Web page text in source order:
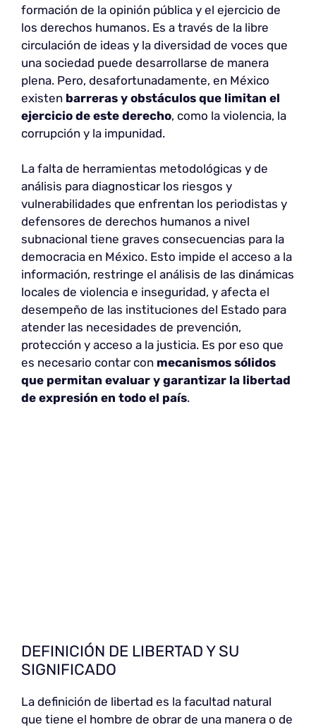
formación de la opinión pública y el ejercicio de
los derechos humanos. Es a través de la libre
circulación de ideas y la diversidad de voces que
una sociedad puede desarrollarse de manera
plena. Pero, desafortunadamente, en México
existen barreras y obstáculos que limitan el
ejercicio de este derecho, como la violencia, la
corrupción y la impunidad.
La falta de herramientas metodológicas y de
análisis para diagnosticar los riesgos y
vulnerabilidades que enfrentan los periodistas y
defensores de derechos humanos a nivel
subnacional tiene graves consecuencias para la
democracia en México. Esto impide el acceso a la
información, restringe el análisis de las dinámicas
locales de violencia e inseguridad, y afecta el
desempeño de las instituciones del Estado para
atender las necesidades de prevención,
protección y acceso a la justicia. Es por eso que
es necesario contar con mecanismos sólidos
que permitan evaluar y garantizar la libertad
de expresión en todo el país.
DEFINICIÓN DE LIBERTAD Y SU
SIGNIFICADO
La definición de libertad es la facultad natural
que tiene el hombre de obrar de una manera o de